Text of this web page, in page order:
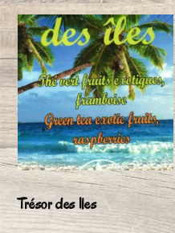
Trésor des Iles